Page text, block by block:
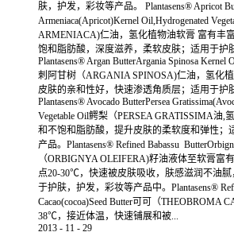
肤，护发，彩妆等产品。 Plantasens® Apricot
Armeniaca(Apricot)Kernel Oil,Hydrogenated
ARMENIACA)仁油，氢化植物油软膏 富有丰富
饱和脂肪酸，深度滋养，柔软皮肤；适用于护
Plantasens® Argan ButterArgania Spinosa Kernel
刺阿甘树（ARGANIA SPINOSA)仁油，氢化
皮肤的亲和性好，快速渗透角质层；适用于护
Plantasens® Avocado ButterPersea
Vegetable Oil鳄梨（PERSEA GRATISSIMA油,
和不饱和脂肪酸，提升皮肤的柔软度和弹性；
产品。Plantasens® Refined Babassu
（ORBIGNYA OLEIFERA)籽油液体至软膏富
点20-30℃，快速被皮肤吸收，肤感滋润不油
于护肤，护发，彩妆等产品中。Plantasens®
Cacao(cocoa)Seed Butter可可（THEOBROMA
38℃，接近体温，快速铺展和被...
2013 - 11 - 29